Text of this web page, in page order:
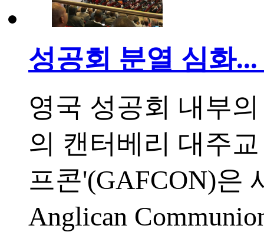
성공회 분열 심화
영국 성공회 내부
의 캔터베리 대주
프콘'(GAFCON)은
Anglican